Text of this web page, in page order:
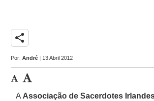
share
Por:André | 13 Abril 2012
A Associação de Sacerdotes